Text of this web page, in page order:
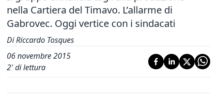
nella Cartiera del Timavo. L’allarme di
Gabrovec. Oggi vertice con i sindacati
Di Riccardo Tosques
06 novembre 2015
2' di lettura